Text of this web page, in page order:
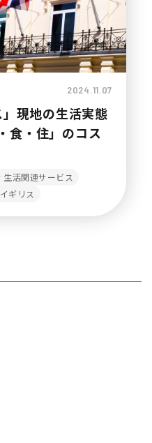
2024.11.07
現地の生活実態
食・住」のコス
生活関連サービス
イギリス